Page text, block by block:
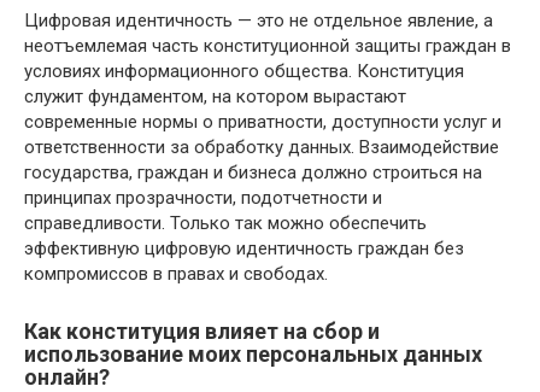
Цифровая идентичность — это не отдельное явление, а
неотъемлемая часть конституционной защиты граждан в
условиях информационного общества. Конституция
служит фундаментом, на котором вырастают
современные нормы о приватности, доступности услуг и
ответственности за обработку данных. Взаимодействие
государства, граждан и бизнеса должно строиться на
принципах прозрачности, подотчетности и
справедливости. Только так можно обеспечить
эффективную цифровую идентичность граждан без
компромиссов в правах и свободах.
Как конституция влияет на сбор и
использование моих персональных данных
онлайн?